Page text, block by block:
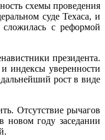
схемы проведения
суде Техаса, и
с реформой
президента.
индексы уверенности
рост в виде
Отсутствие рычагов
новом году заседании